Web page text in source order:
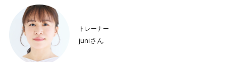
トレーナー
juniさん